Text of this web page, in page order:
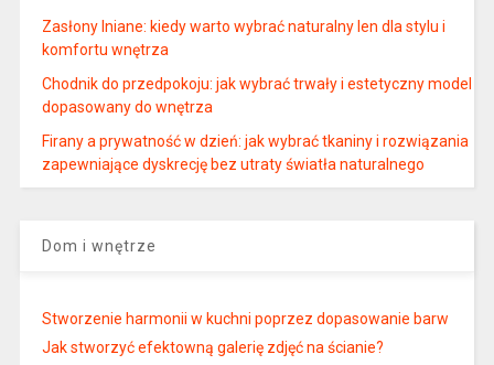
Zasłony lniane: kiedy warto wybrać naturalny len dla stylu i
komfortu wnętrza
Chodnik do przedpokoju: jak wybrać trwały i estetyczny model
dopasowany do wnętrza
Firany a prywatność w dzień: jak wybrać tkaniny i rozwiązania
zapewniające dyskrecję bez utraty światła naturalnego
Dom i wnętrze
Stworzenie harmonii w kuchni poprzez dopasowanie barw
Jak stworzyć efektowną galerię zdjęć na ścianie?